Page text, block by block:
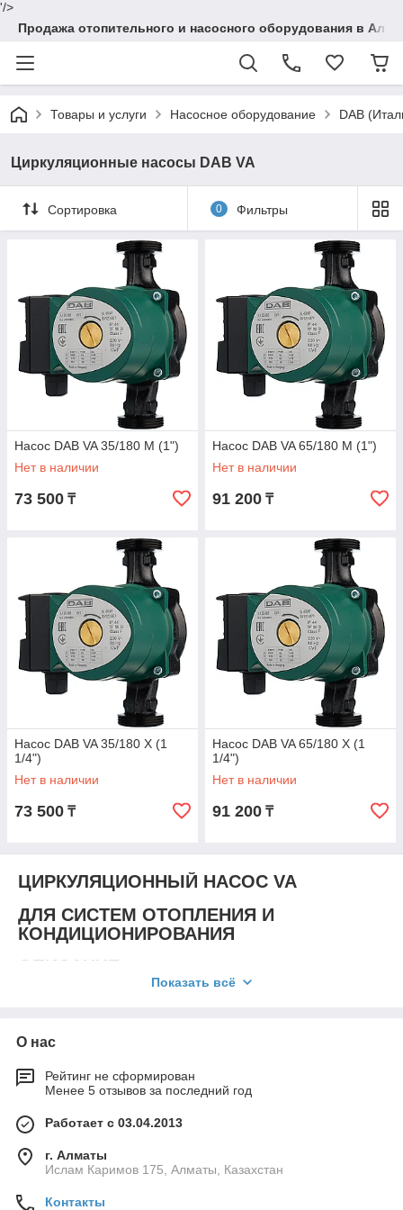
'/>
Продажа отопительного и насосного оборудования в
Товары и услуги Насосное оборудование DAB
Циркуляционные насосы DAB VA
Сортировка 0 Фильтры
Насос DAB VA 35/180 M (1")
Нет в наличии
73 500 ₸
Насос DAB VA 65/180 M (1")
Нет в наличии
91 200 ₸
Насос DAB VA 35/180 X (1
1/4")
Нет в наличии
73 500 ₸
Насос DAB VA 65/180 X (1
1/4")
Нет в наличии
91 200 ₸
ЦИРКУЛЯЦИОННЫЙ НАСОС VA
ДЛЯ СИСТЕМ ОТОПЛЕНИЯ И
КОНДИЦИОНИРОВАНИЯ
ОПИСАНИЕ
домах, небольших коммерческих и общественных зданиях.
Насос выполняет функцию принудительной циркуляции
воды, поддерживает стабильную температуру и давление в
системе, позволяет регулировать интенсивность нагрева или
охлаждения в помещении.
КОНСТРУКТИВНЫЕ ОСОБЕННОСТИ
Корпус насоса-чугун, корпус электродвигателя из литого под
давлением алюминия. Рабочее колесо – технополимер.
Показать всё
О нас
Рейтинг не сформирован
Менее 5 отзывов за последний год
Работает с 03.04.2013
г. Алматы
Ислам Каримов 175, Алматы, Казахстан
Контакты